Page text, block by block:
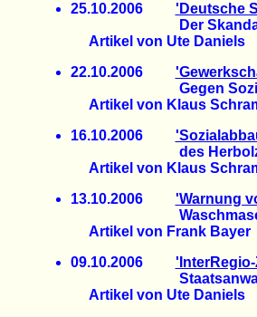
25.10.2006 'Deutsche
Der Skandal ist
Artikel von Ute Daniels
22.10.2006
Gegen
Artikel von Klaus
16.10.2006
des
Artikel von Klaus
13.10.2006 'Warnung
Waschmaschine
Artikel von Frank Bayer
09.10.2006
Staatsanwaltschaft
Artikel von Ute Daniels